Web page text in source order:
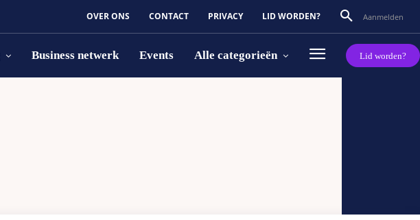
OVER ONS CONTACT PRIVACY LID WORDEN? Aanmelden
Business netwerk Events Alle categorieën Lid worden?